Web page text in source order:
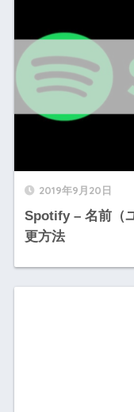
2019年9月20日
Spotify – 名前（
更方法